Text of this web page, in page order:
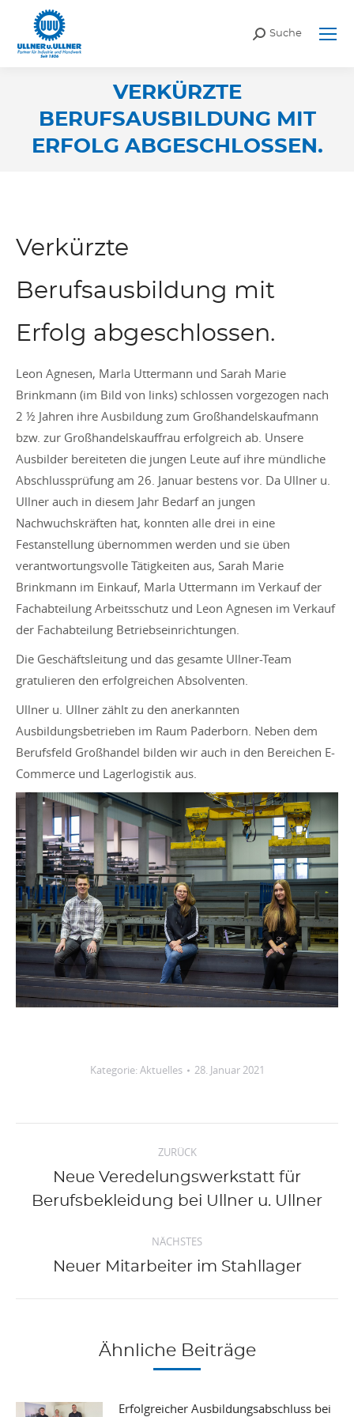
Search:
Suche
VERKÜRZTE
BERUFSAUSBILDUNG MIT
ERFOLG ABGESCHLOSSEN.
Verkürzte
Berufsausbildung mit
Erfolg abgeschlossen.
Leon Agnesen, Marla Uttermann und Sarah Marie
Brinkmann (im Bild von links) schlossen vorgezogen nach
2 ½ Jahren ihre Ausbildung zum Großhandelskaufmann
bzw. zur Großhandelskauffrau erfolgreich ab. Unsere
Ausbilder bereiteten die jungen Leute auf ihre mündliche
Abschlussprüfung am 26. Januar bestens vor. Da Ullner u.
Ullner auch in diesem Jahr Bedarf an jungen
Nachwuchskräften hat, konnten alle drei in eine
Festanstellung übernommen werden und sie üben
verantwortungsvolle Tätigkeiten aus, Sarah Marie
Brinkmann im Einkauf, Marla Uttermann im Verkauf der
Fachabteilung Arbeitsschutz und Leon Agnesen im Verkauf
der Fachabteilung Betriebseinrichtungen.
Die Geschäftsleitung und das gesamte Ullner-Team
gratulieren den erfolgreichen Absolventen.
Ullner u. Ullner zählt zu den anerkannten
Ausbildungsbetrieben im Raum Paderborn. Neben dem
Berufsfeld Großhandel bilden wir auch in den Bereichen E-
Commerce und Lagerlogistik aus.
Kategorie:Aktuelles 28. Januar 2021
ZURÜCK
Vorheriger
Beitrag:
Neue Veredelungswerkstatt für
Berufsbekleidung bei Ullner u. Ullner
NÄCHSTES
Nächster
Neuer Mitarbeiter im Stahllager
Ähnliche Beiträge
Erfolgreicher Ausbildungsabschluss bei